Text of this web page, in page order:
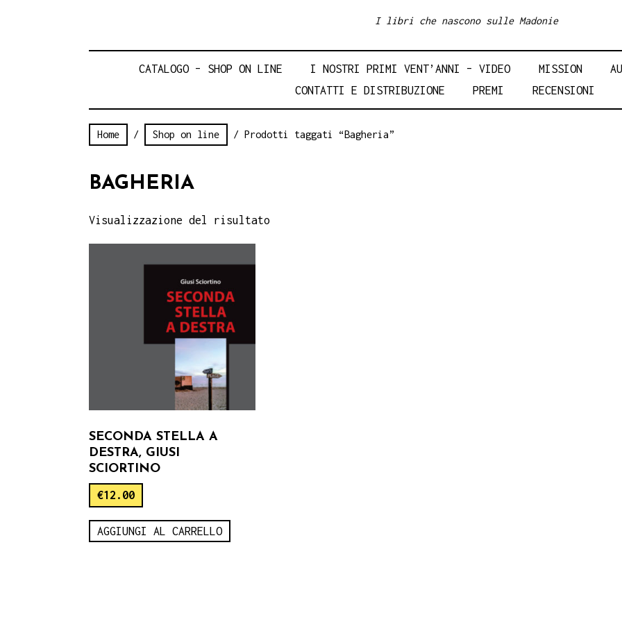
I libri che nascono sulle Madonie
CATALOGO – SHOP ON LINE I NOSTRI PRIMI VENT’ANNI – VIDEO MISSION
CONTATTI E DISTRIBUZIONE
PREMI RECENSIONI
Home / Shop on line / Prodotti taggati “Bagheria”
BAGHERIA
Visualizzazione del risultato
SECONDA STELLA A
DESTRA, GIUSI
SCIORTINO
€12.00
AGGIUNGI AL CARRELLO